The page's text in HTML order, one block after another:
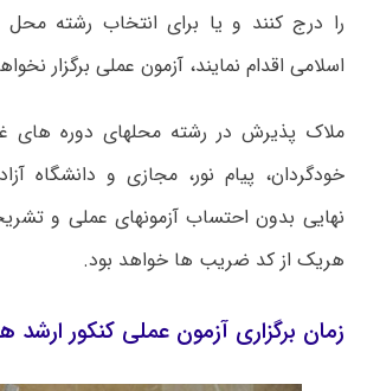
را درج کنند و یا برای انتخاب رشته محل
اسلامی اقدام نمایند، آزمون عملی برگزار
ملاک پذیرش در رشته محلهای دوره های
خودگردان، پیام نور، مجازی و دانشگاه
نهایی بدون احتساب آزمونهای عملی و
هریک از کد ضریب ها خواهد بود.
زمان برگزاری آزمون عملی کنکور ارشد